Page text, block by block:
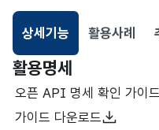
상세기능
선택됨
활용사례
활용명세
오픈 API 명세 확인 가이드
가이드 다운로드